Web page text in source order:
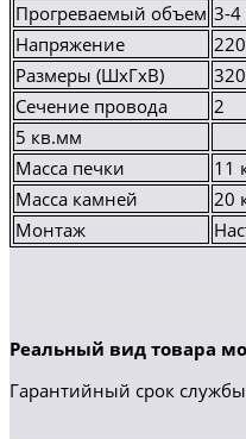
Прогреваемый объем 3-
Напряжение
Размеры (ШхГхВ)
Сечение провода
2
5 кв.мм
Масса печки
11
Масса камней
20
Монтаж
Реальный вид товара
Гарантийный срок